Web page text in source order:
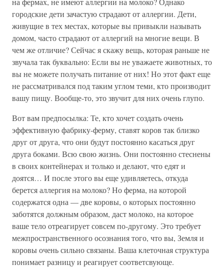
городские дети зачастую страдают от аллергии. Дети,
живущие в тех местах, которые вы привыкли называть
домом, часто страдают от аллергий на многие вещи. В
чем же отличие? Сейчас я скажу вещь, которая раньше не
звучала так буквально: Если вы не уважаете животных, то
вы не можете получать питание от них! Но этот факт еще
не рассматривался под таким углом теми, кто производит
вашу пищу. Вообще-то, это звучит для них очень глупо.
Вот вам предпосылка: Те, кто хочет создать очень
эффективную фабрику-ферму, ставят коров так близко
друг от друга, что они будут постоянно касаться друг
друга боками. Всю свою жизнь. Они постоянно стеснены
в своих контейнерах и только и делают, что едят и
доятся… И после этого вы еще удивляетесь, откуда
берется аллергия на молоко? Но ферма, на которой
содержатся одна — две коровы, о которых постоянно
заботятся должным образом, даст молоко, на которое
ваше тело отреагирует совсем по-другому. Это требует
межпространственного осознания того, что вы, Земля и
коровы очень сильно связаны. Ваша клеточная структура
понимает разницу и реагирует соответсвующе.